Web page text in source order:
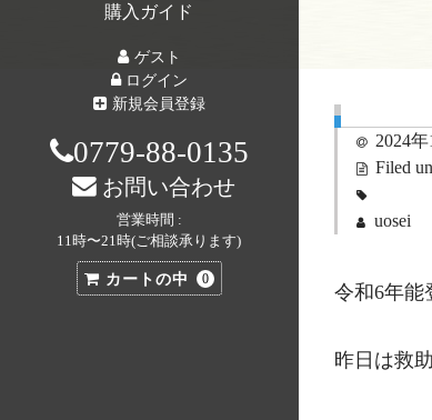
購入ガイド
ゲスト
ログイン
新規会員登録
0779-88-0135
お問い合わせ
営業時間 :
11時〜21時(ご相談承ります)
カートの中 0
2024年
Filed
uosei
令和6年能
昨日は救